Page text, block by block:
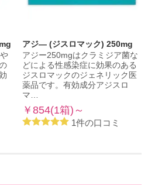
アジ― (ジスロマック) 250mg
アジー250mgはクラミジア菌な
どによる性感染症に効果のある
ジスロマックのジェネリック医
薬品です。有効成分アジスロ
マ…
￥854(1箱)～
1件の口コミ